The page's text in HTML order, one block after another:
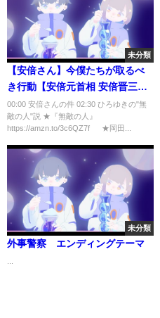
未分類
【安倍さん】今僕たちが取るべ
き行動【安倍元首相 安倍晋三】
【岡田斗司夫 / 切り抜き / 】
00:00 安倍さんの件 02:30 ひろゆきの"無
敵の人"説 ★『無敵の人』
https://amzn.to/3c6QZ7f ★岡田...
未分類
外事警察 エンディングテーマ